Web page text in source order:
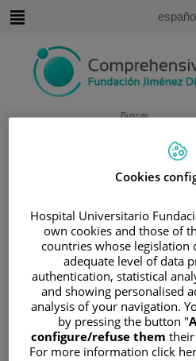
contenido
Buscar
idioma
Idioma
Español
ÁREA DEL
/INFORMACIÓN Y
/TIPOS DE CÁNCER
ÁREA DE CÁNCER DE
/CÁNCER DE MAMA
/CAUSAS Y FACTORES
Causas y
Cookies
Hospital Universitario
own cookies and those of
countries whose legislation
adequate level of data
authentication, statistical
and showing personalised
analysis of your navigation.
by pressing the button "
configure/refuse them
For more information click